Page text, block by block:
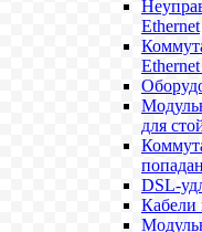
Ethernet
для
DSL-
Кабели